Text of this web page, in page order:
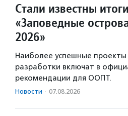
Стали известны
«Заповедные
2026»
Наиболее успешные проекты
разработки включат в
рекомендации для ООПТ.
Новости · 07.08.2026